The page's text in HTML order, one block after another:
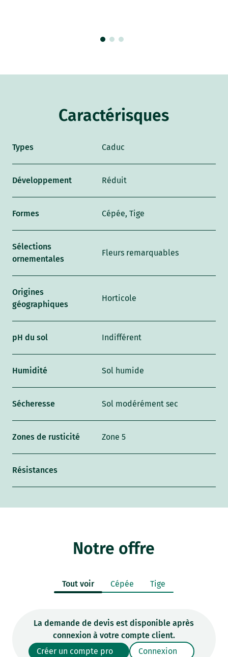
Caractérisques
Types Caduc
Développement Réduit
Formes Cépée, Tige
Sélections
ornementales
Fleurs remarquables
Origines
géographiques
Horticole
pH du sol Indifférent
Humidité Sol humide
Sécheresse Sol modérément sec
Zones de rusticité Zone 5
Résistances
Notre offre
Tout voir Cépée Tige
La demande de devis est disponible après
connexion à votre compte client.
Créer un compte pro
Connexion